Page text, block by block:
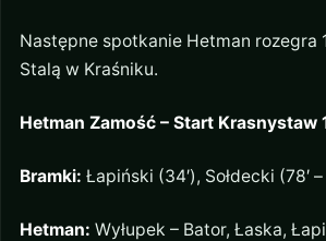
Następne spotkanie Hetman rozegra
Stalą w Kraśniku.
Hetman Zamość – Start Krasnystaw
Bramki: Łapiński (34′), Sołdecki (78′
Hetman: Wyłupek – Bator, Łaska,